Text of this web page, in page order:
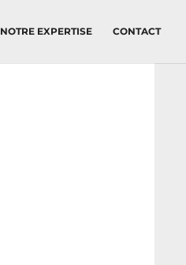
NOTRE EXPERTISE CONTACT